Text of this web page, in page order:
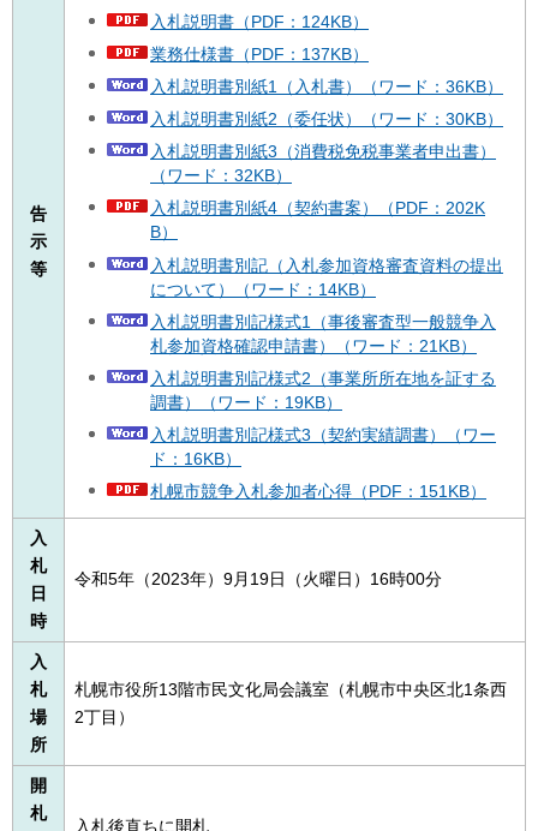
告
示
等
入札説明書（PDF：124KB）
業務仕様書（PDF：137KB）
入札説明書別紙1（入札書）（ワード：36KB）
入札説明書別紙2（委任状）（ワード：30KB）
入札説明書別紙3（消費税免税事業者申出書）
（ワード：32KB）
入札説明書別紙4（契約書案）（PDF：202K
B）
入札説明書別記（入札参加資格審査資料の提出
について）（ワード：14KB）
入札説明書別記様式1（事後審査型一般競争入
札参加資格確認申請書）（ワード：21KB）
入札説明書別記様式2（事業所所在地を証する
調書）（ワード：19KB）
入札説明書別記様式3（契約実績調書）（ワー
ド：16KB）
札幌市競争入札参加者心得（PDF：151KB）
入
札
日
時
令和5年（2023年）9月19日（火曜日）16時00分
入
札
場
所
札幌市役所13階市民文化局会議室（札幌市中央区北1条西
2丁目）
開
札
入札後直ちに開札